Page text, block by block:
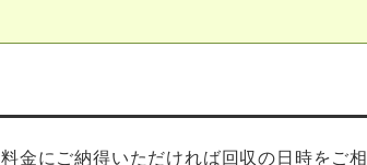
金にご納得いただければ回収の日時をご相